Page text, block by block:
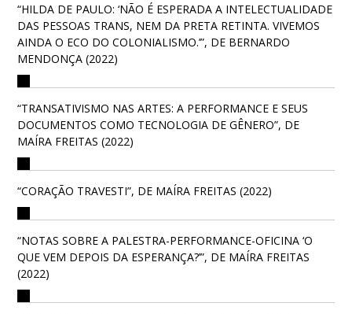
“HILDA DE PAULO: ‘NÃO É ESPERADA A INTELECTUALIDADE
DAS PESSOAS TRANS, NEM DA PRETA RETINTA. VIVEMOS
AINDA O ECO DO COLONIALISMO.’”, DE BERNARDO
MENDONÇA (2022)
“TRANSATIVISMO NAS ARTES: A PERFORMANCE E SEUS
DOCUMENTOS COMO TECNOLOGIA DE GÊNERO”, DE
MAÍRA FREITAS (2022)
“CORAÇÃO TRAVESTI”, DE MAÍRA FREITAS (2022)
“NOTAS SOBRE A PALESTRA-PERFORMANCE-OFICINA ‘O
QUE VEM DEPOIS DA ESPERANÇA?’”, DE MAÍRA FREITAS
(2022)